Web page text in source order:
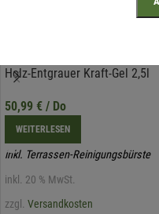
Holz-Entgrauer Kraft-Gel 2,5l
50,99 € / Do
WEITERLESEN
inkl. Terrassen-Reinigungsbürste
inkl. 20 % MwSt.
zzgl. Versandkosten